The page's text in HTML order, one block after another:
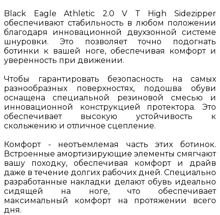
Black Eagle Athletic 2.0 V T High Sidezipper
обеспечивают стабильность в любом положении
благодаря инновационной двухзонной системе
шнуровки. Это позволяет точно подогнать
ботинки к вашей ноге, обеспечивая комфорт и
уверенность при движении.
Чтобы гарантировать безопасность на самых
разнообразных поверхностях, подошва обуви
оснащена специальной резиновой смесью и
инновационной конструкцией протектора. Это
обеспечивает высокую устойчивость к
скольжению и отличное сцепление.
Комфорт - неотъемлемая часть этих ботинок.
Встроенные амортизирующие элементы смягчают
вашу походку, обеспечивая комфорт и драйв
даже в течение долгих рабочих дней. Специально
разработанные накладки делают обувь идеально
сидящей на ноге, что обеспечивает
максимальный комфорт на протяжении всего
дня.